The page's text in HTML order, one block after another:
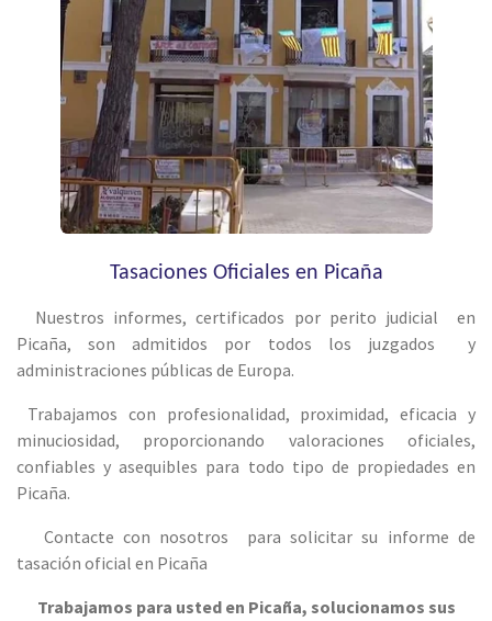
Tasaciones Oficiales en Picaña
Nuestros informes, certificados por perito judicial en
Picaña, son admitidos por todos los juzgados y
administraciones públicas de Europa.
Trabajamos con profesionalidad, proximidad, eficacia y
minuciosidad, proporcionando valoraciones oficiales,
confiables y asequibles para todo tipo de propiedades en
Picaña.
Contacte con nosotros para solicitar su informe de
tasación oficial en Picaña
Trabajamos para usted en Picaña, solucionamos sus